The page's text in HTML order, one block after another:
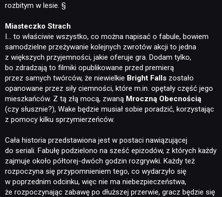
rozbitym w lesie. §
Miasteczko Strach
I… to właściwie wszystko, co można napisać o fabule, bowiem
samodzielne przeżywanie kolejnych zwrotów akcji to jedna
z większych przyjemności, jakie oferuje gra. Dodam tylko,
bo zdradzają to filmiki opublikowane przed premierą
przez samych twórców, że niewielkie Bright Falls zostało
opanowane przez siły ciemności, które m.in. opętały część jego
mieszkańców. Z tą złą mocą, zwaną Mroczną Obecnością
(czy słusznie?), Wake będzie musiał sobie poradzić, korzystając
z pomocy kilku sprzymierzeńców.
Cała historia przedstawiona jest w postaci nawiązującej
do seriali. Fabułę podzielono na sześć epizodów, z których każdy
zajmuje około półtorej-dwóch godzin rozgrywki. Każdy też
rozpoczyna się przypomnieniem tego, co wydarzyło się
w poprzednim odcinku, więc nie ma niebezpieczeństwa,
że rozpoczynając zabawę po dłuższej przerwie, gracz będzie się